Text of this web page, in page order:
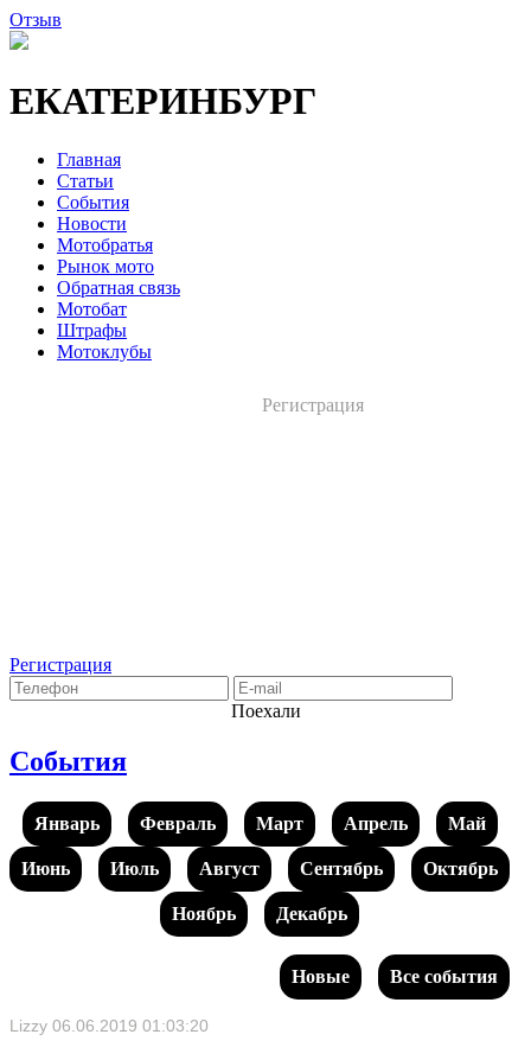
Отзыв
ЕКАТЕРИНБУРГ
Главная
Статьи
События
Новости
Мотобратья
Рынок мото
Обратная связь
Мотобат
Штрафы
Мотоклубы
Регистрация
Регистрация
Поехали
События
Январь Февраль Март Апрель Май
Июнь Июль Август Сентябрь Октябрь
Ноябрь Декабрь
Новые Все события
Lizzy 06.06.2019 01:03:20